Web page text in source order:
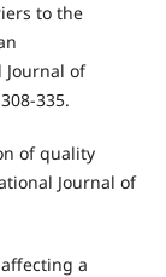
to the
of
335.
of quality
Journal of
affecting a